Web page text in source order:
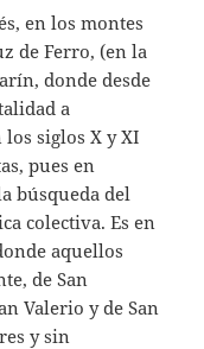
en los montes
de Ferro, (en la
donde desde
a
siglos X y XI
pues en
búsqueda del
colectiva. Es en
aquellos
de San
Valerio y de San
y sin